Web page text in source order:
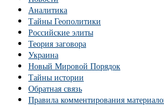
Аналитика
Тайны Геополитики
Российские элиты
Теория заговора
Украина
Новый Мировой Порядок
Тайны истории
Обратная связь
Правила комментирования